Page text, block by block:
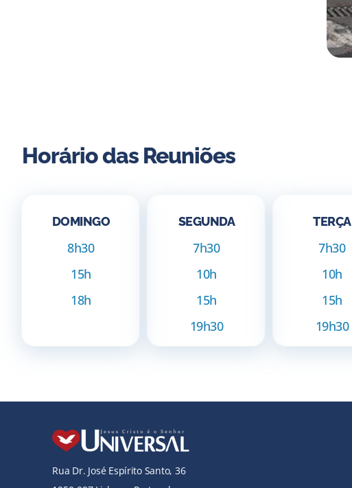
Horário das Reuniões
DOMINGO
8h30
15h
18h
SEGUNDA
7h30
10h
15h
19h30
TERÇA
7h30
10h
15h
19h30
Rua Dr. José Espírito Santo, 36